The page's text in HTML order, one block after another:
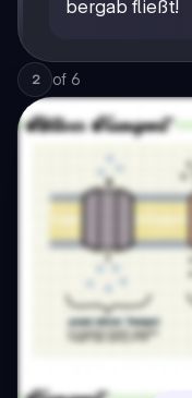
bergab fließt!
2 of 6